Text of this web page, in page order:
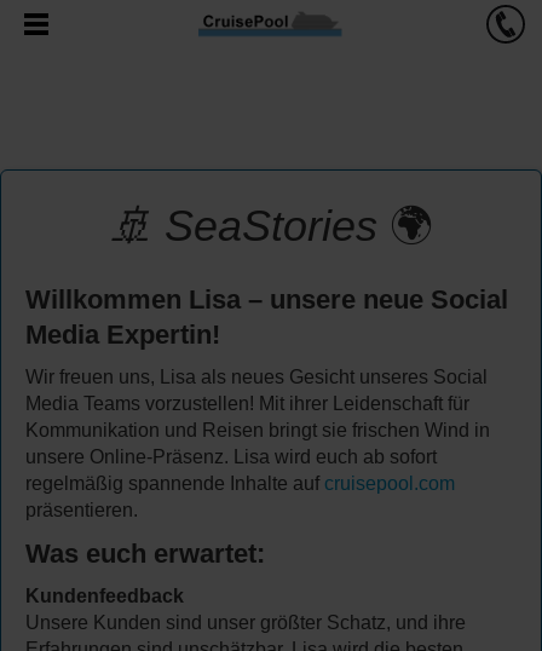
🚢 SeaStories 🌍
Willkommen Lisa – unsere neue Social
Media Expertin!
Wir freuen uns, Lisa als neues Gesicht unseres Social
Media Teams vorzustellen! Mit ihrer Leidenschaft für
Kommunikation und Reisen bringt sie frischen Wind in
unsere Online-Präsenz. Lisa wird euch ab sofort
regelmäßig spannende Inhalte auf cruisepool.com
präsentieren.
Was euch erwartet:
Kundenfeedback
Unsere Kunden sind unser größter Schatz, und ihre